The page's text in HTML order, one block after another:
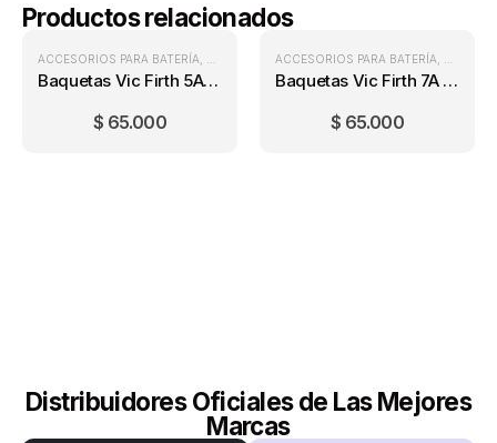
Productos relacionados
ACCESORIOS PARA BATERÍA BAQUETAS PARA BATERÍA ,BATERÍAS
Baquetas Vic Firth 5A Madera
$ 65.000
ACCESORIOS PARA BATERÍA
Baquetas Vic Firth 7A Madera
$ 65.000
Distribuidores Oficiales de Las Mejores
Marcas